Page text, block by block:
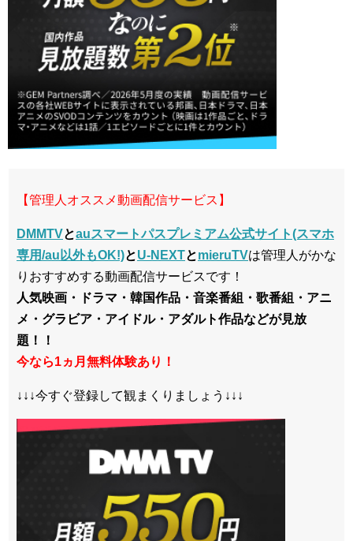
【管理人オススメ動画配信サービス】
DMMTVとauスマートパスプレミアム公式サイト(スマホ
専用/au以外もOK!)とU-NEXTとmieruTVは管理人がかな
りおすすめする動画配信サービスです！
人気映画・ドラマ・韓国作品・音楽番組・歌番組・アニ
メ・グラビア・アイドル・アダルト作品などが見放
題！！
今なら1ヵ月無料体験あり！
↓↓↓今すぐ登録して観まくりましょう↓↓↓